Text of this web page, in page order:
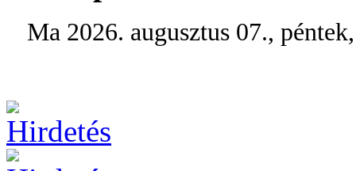
Ma 2026. augusztus 07.,